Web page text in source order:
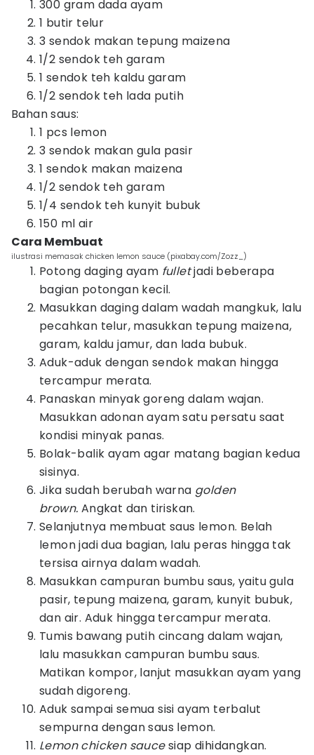
300 gram dada ayam
1 butir telur
3 sendok makan tepung maizena
1/2 sendok teh garam
1 sendok teh kaldu garam
1/2 sendok teh lada putih
Bahan saus:
1 pcs lemon
3 sendok makan gula pasir
1 sendok makan maizena
1/2 sendok teh garam
1/4 sendok teh kunyit bubuk
150 ml air
Cara Membuat
ilustrasi memasak chicken lemon sauce (pixabay.com/Zozz_)
Potong daging ayam fulletjadi beberapa
bagian potongan kecil.
Masukkan daging dalam wadah mangkuk, lalu
pecahkan telur, masukkan tepung maizena,
garam, kaldu jamur, dan lada bubuk.
Aduk-aduk dengan sendok makan hingga
tercampur merata.
Panaskan minyak goreng dalam wajan.
Masukkan adonan ayam satu persatu saat
kondisi minyak panas.
Bolak-balik ayam agar matang bagian kedua
sisinya.
Jika sudah berubah warna golden
brown. Angkat dan tiriskan.
Selanjutnya membuat saus lemon. Belah
lemon jadi dua bagian, lalu peras hingga tak
tersisa airnya dalam wadah.
Masukkan campuran bumbu saus, yaitu gula
pasir, tepung maizena, garam, kunyit bubuk,
dan air. Aduk hingga tercampur merata.
Tumis bawang putih cincang dalam wajan,
lalu masukkan campuran bumbu saus.
Matikan kompor, lanjut masukkan ayam yang
sudah digoreng.
Aduk sampai semua sisi ayam terbalut
sempurna dengan saus lemon.
Lemon chicken saucesiap dihidangkan.